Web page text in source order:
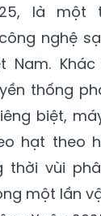
là một
nghệ
Nam.
thống
biệt,
hạt theo
thời vùi
một lần